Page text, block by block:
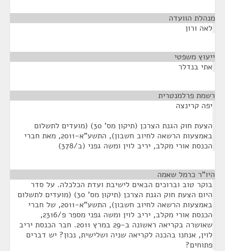
מנהלת הוועדה
לאה ורון
ייעוץ משפטי
אתי בנדלר
רשמת פרלמנטרית
יפה קרינצה
הצעת חוק הגנת הצרכן (תיקון מס' 30) (מועדים לתשלום
באמצעות הרשאה לחיוב חשבון), התשע"א-2011, מאת חברי
הכנסת אורי מקלב, יריב לוין ומשה גפני (ב/378)
היו"ר כרמל שאמה
בוקר טוב וברוכים הבאים לישיבת ועדת הכלכלה. על סדר
היום הצעת חוק הגנת הצרכן (תיקון מס' 30) (מועדים לתשלום
באמצעות הרשאה לחיוב חשבון), התשע"א-2011, של חברי
הכנסת אורי מקלב, יריב לוין ומשה גפני מספר פ/2316,
שאושרה בקריאה ראשונה ב-29 במרץ 2011. חבר הכנסת יריב
לוין, אנחנו בהכנה לקריאה שניה ושלישית, נכון? יש דברים
פתוחים?